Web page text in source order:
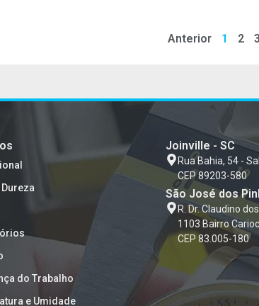
Anterior 1 2 3
do Trabalho
e Umidade
Joinville - SC
Rua Bahia, 54 -
CEP 89203-580
São José dos
R. Dr. Claudino
1103 Bairro
CEP 83.005-180